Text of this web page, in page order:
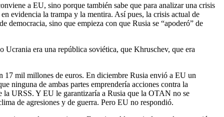
a EU, sino porque también sabe que para analizar una crisis
evidencia la trampa y la mentira. Así pues, la crisis actual de
sino que empieza con que Rusia se “apoderó” de
Ucrania era una república soviética, que Khruschev, que era
17 mil millones de euros. En diciembre Rusia envió a EU un
ninguna de ambas partes emprendería acciones contra la
la URSS. Y EU le garantizaría a Rusia que la OTAN no se
de agresiones y de guerra. Pero EU no respondió.